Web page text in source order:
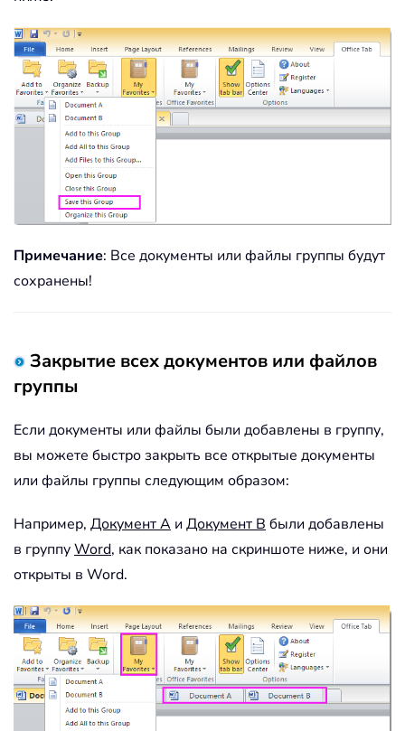
Примечание: Все документы или файлы группы будут
сохранены!
Закрытие всех документов или файлов
группы
Если документы или файлы были добавлены в группу,
вы можете быстро закрыть все открытые документы
или файлы группы следующим образом:
Например, Документ A и Документ B были добавлены
в группуWord, как показано на скриншоте ниже, и они
открыты в Word.